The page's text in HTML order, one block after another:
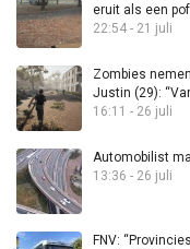
eruit als een
22:54 - 21 juli
Zombies
Justin (29):
16:11 - 26 juli
Automobilist
13:36 - 26 juli
FNV: